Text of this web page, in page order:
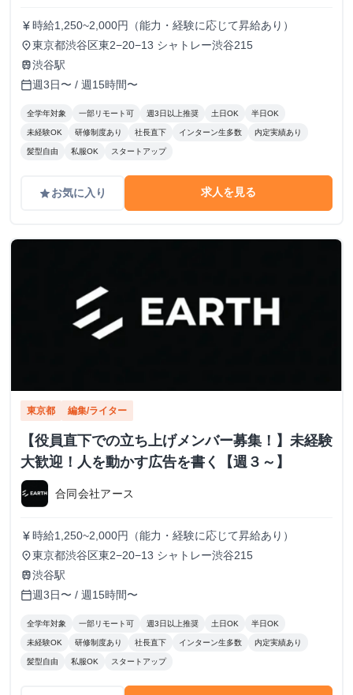
currency_yen 時給1,250~2,000円（能力・経験に応じて昇給あり）
place東京都渋谷区東2−20−13 シャトレー渋谷215
train渋谷駅
calendar_today週3日〜 / 週15時間〜
全学年対象 一部リモート可 週3日以上推奨 土日OK 半日OK
未経験OK 研修制度あり 社長直下 インターン生多数 内定実績あり
髪型自由 私服OK スタートアップ
gradeお気に入り 求人を見る
東京都 編集/ライター
【役員直下での立ち上げメンバー募集！】未経験
大歓迎！人を動かす広告を書く【週３～】
合同会社アース
currency_yen 時給1,250~2,000円（能力・経験に応じて昇給あり）
place東京都渋谷区東2−20−13 シャトレー渋谷215
train渋谷駅
calendar_today週3日〜 / 週15時間〜
全学年対象 一部リモート可 週3日以上推奨 土日OK 半日OK
未経験OK 研修制度あり 社長直下 インターン生多数 内定実績あり
髪型自由 私服OK スタートアップ